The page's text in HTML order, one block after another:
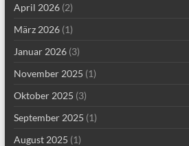
April 2026(2)
März 2026(1)
Januar 2026(3)
November 2025 (1)
Oktober 2025 (3)
September 2025 (1)
August 2025 (1)